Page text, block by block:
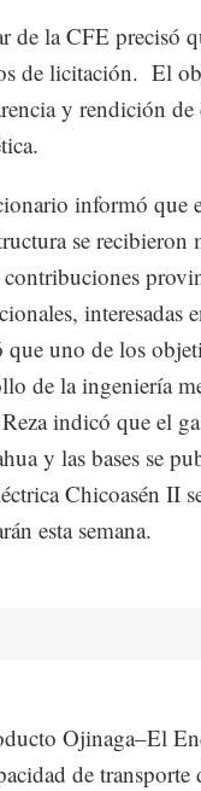
de la CFE precisó
de licitación. El
y rendición
informó que
se recibieron
interesadas
que uno de los
de la ingeniería
indicó que el
y las bases se
Chicoasén II
esta semana.
Ojinaga–El
de